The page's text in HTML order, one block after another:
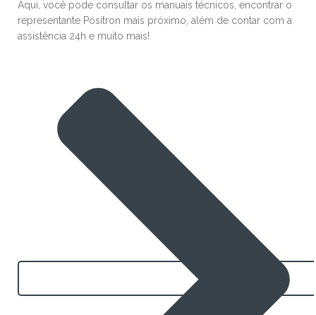
Aqui, você pode consultar os manuais técnicos, encontrar o
representante Pósitron mais próximo, além de contar com a
assistência 24h e muito mais!